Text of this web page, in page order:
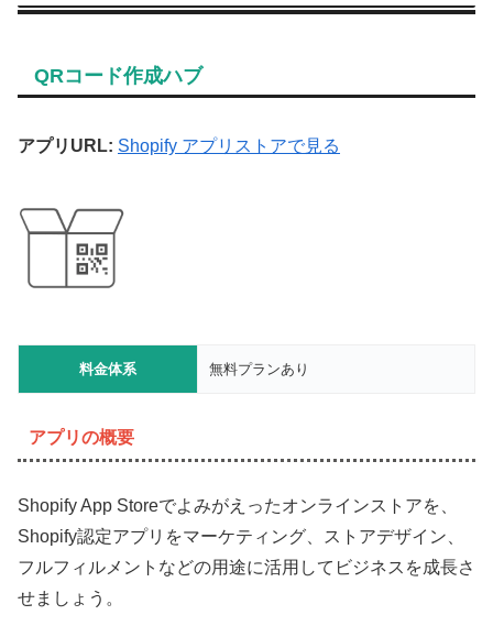
QRコード作成ハブ
アプリURL: Shopify アプリストアで見る
料金体系 無料プランあり
アプリの概要
Shopify App Storeでよみがえったオンラインストアを、
Shopify認定アプリをマーケティング、ストアデザイン、
フルフィルメントなどの用途に活用してビジネスを成長さ
せましょう。